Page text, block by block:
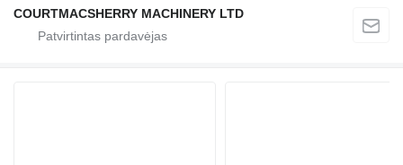
COURTMACSHERRY MACHINERY LTD